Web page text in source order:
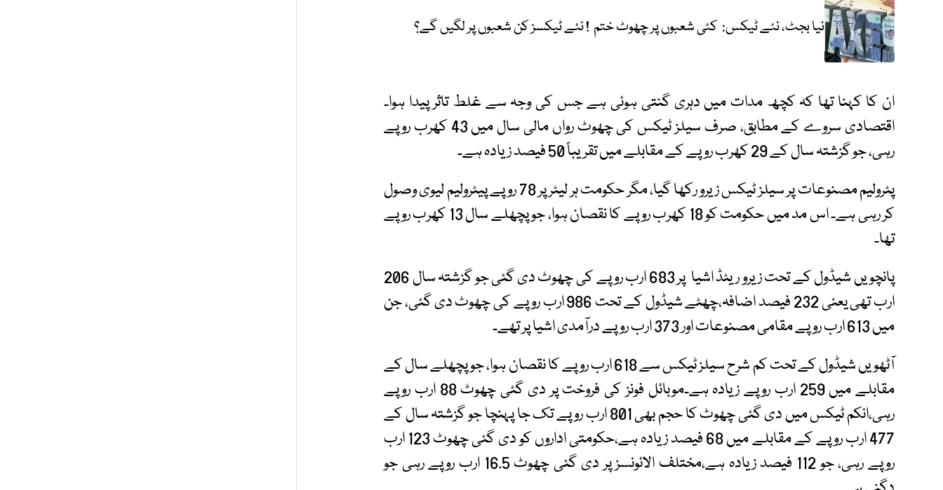
نیا بجٹ، نئے ٹیکس: کئی شعبوں پر چھوٹ ختم ! نئے ٹیکسز کن شعبوں پر لگیں گے؟
ان کا کہنا تھا کہ کچھ مدات میں دہری گنتی ہوئی ہے جس کی وجہ سے غلط تاثر پیدا ہوا۔
اقتصادی سروے کے مطابق، صرف سیلز ٹیکس کی چھوٹ رواں مالی سال میں 43 کھرب روپے
رہی، جو گزشتہ سال کے 29 کھرب روپے کے مقابلے میں تقریباً 50 فیصد زیادہ ہے۔
پٹرولیم مصنوعات پر سیلز ٹیکس زیرو رکھا گیا، مگر حکومت ہر لیٹر پر 78 روپے پیٹرولیم لیوی وصول
کر رہی ہے۔ اس مد میں حکومت کو 18 کھرب روپے کا نقصان ہوا، جو پچھلے سال 13 کھرب روپے
تھا۔
پانچویں شیڈول کے تحت زیرو ریٹڈ اشیا پر 683 ارب روپے کی چھوٹ دی گئی جو گزشتہ سال 206
ارب تھی یعنی 232 فیصد اضافہ،چھٹے شیڈول کے تحت 986 ارب روپے کی چھوٹ دی گئی، جن
میں 613 ارب روپے مقامی مصنوعات اور 373 ارب روپے درآمدی اشیا پر تھے۔
آٹھویں شیڈول کے تحت کم شرح سیلز ٹیکس سے 618 ارب روپے کا نقصان ہوا، جو پچھلے سال کے
مقابلے میں 259 ارب روپے زیادہ ہے۔موبائل فونز کی فروخت پر دی گئی چھوٹ 88 ارب روپے
رہی،انکم ٹیکس میں دی گئی چھوٹ کا حجم بھی 801 ارب روپے تک جا پہنچا جو گزشتہ سال کے
477 ارب روپے کے مقابلے میں 68 فیصد زیادہ ہے،حکومتی اداروں کو دی گئی چھوٹ 123 ارب
روپے رہی، جو 112 فیصد زیادہ ہے،مختلف الائونسز پر دی گئی چھوٹ 16.5 ارب روپے رہی جو